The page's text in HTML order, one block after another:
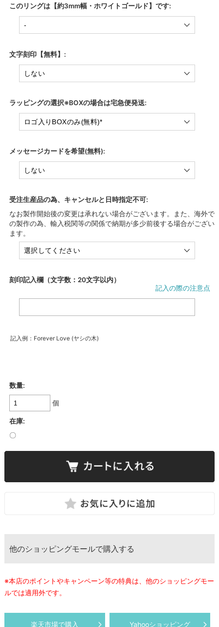
このリングは【約3mm幅・ホワイトゴールド】です:
文字刻印【無料】:
ラッピングの選択※BOXの場合は宅急便発送:
メッセージカードを希望(無料):
受注生産品の為、キャンセルと日時指定不可:
なお製作開始後の変更は承れない場合がございます。また、海外で
の製作の為、輸入税関等の関係で納期が多少前後する場合がござい
ます。
刻印記入欄（文字数：20文字以内）
記入の際の注意点
記入例：Forever Love (ヤシの木)
数量:
個
在庫:
〇
他のショッピングモールで購入する
※本店のポイントやキャンペーン等の特典は、他のショッピングモー
ルでは適用外です。
楽天市場で購入 Yahooショッピング